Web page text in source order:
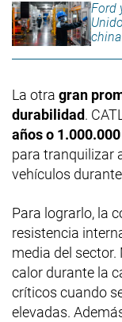
Ford
china
La otra gran
durabilidad.
años o
para tranquilizar
vehículos
Para lograrlo, la
resistencia
media del
calor durante la
críticos cuando
elevadas.